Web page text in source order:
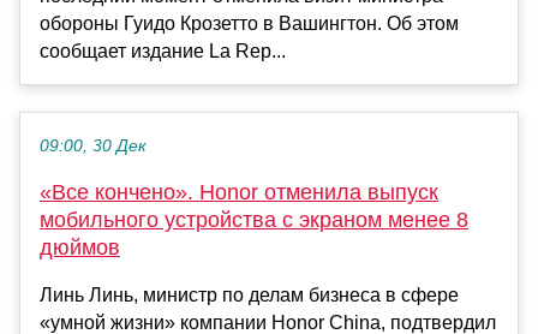
обороны Гуидо Крозетто в Вашингтон. Об этом
сообщает издание La Rep...
09:00, 30 Дек
«Все кончено». Honor отменила выпуск
мобильного устройства с экраном менее 8
дюймов
Линь Линь, министр по делам бизнеса в сфере
«умной жизни» компании Honor China, подтвердил